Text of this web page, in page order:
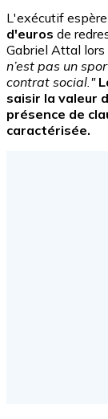
L'exécutif
d'euros de
Gabriel Attal
n’est pas un
contrat social."
saisir la valeur
présence de
caractérisée.